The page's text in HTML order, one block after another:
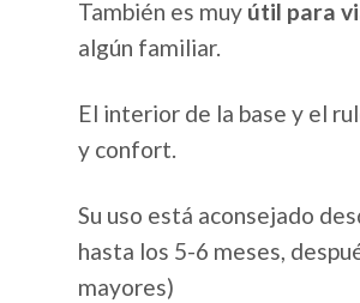
También es muy útil para
algún familiar.
El interior de la base y el
y confort.
Su uso está aconsejado
hasta los 5-6 meses,
mayores)